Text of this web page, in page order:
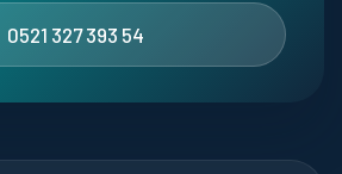
0521 327 393 54